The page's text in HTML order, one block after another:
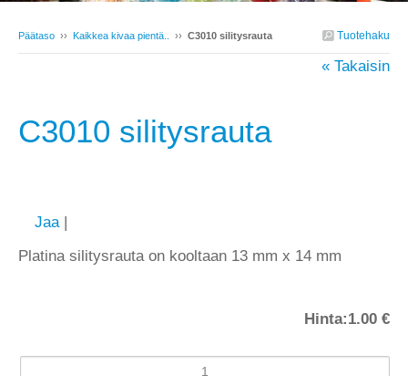
Tuotehaku
Päätaso ›› Kaikkea kivaa pientä.. ›› C3010 silitysrauta
« Takaisin
C3010 silitysrauta
Jaa |
Platina silitysrauta on kooltaan 13 mm x 14 mm
Hinta:1.00 €